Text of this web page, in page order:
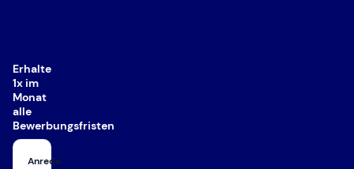
Erhalte
1x im
Monat
alle
Bewerbungsfristen
Anrede